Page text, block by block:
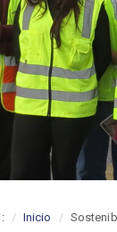
Inicio